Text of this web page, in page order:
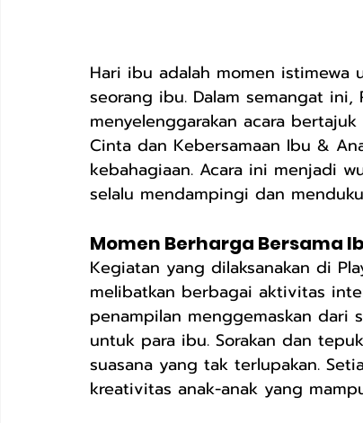
Hari ibu adalah momen istimewa
seorang ibu. Dalam semangat
menyelenggarakan acara bertajuk
Cinta dan Kebersamaan Ibu &
kebahagiaan. Acara ini menjadi
selalu mendampingi dan
Momen Berharga Bersama
Kegiatan yang dilaksanakan di
melibatkan berbagai aktivitas
penampilan menggemaskan dari
untuk para ibu. Sorakan dan
suasana yang tak terlupakan.
kreativitas anak-anak yang